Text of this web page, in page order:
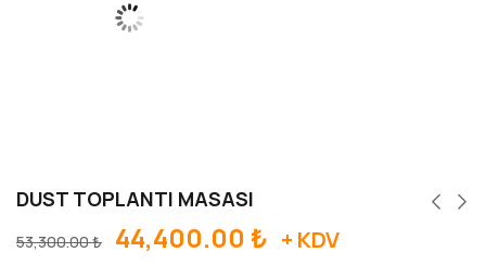
DUST TOPLANTI MASASI
53,300.00₺ 44,400.00 ₺ + KDV